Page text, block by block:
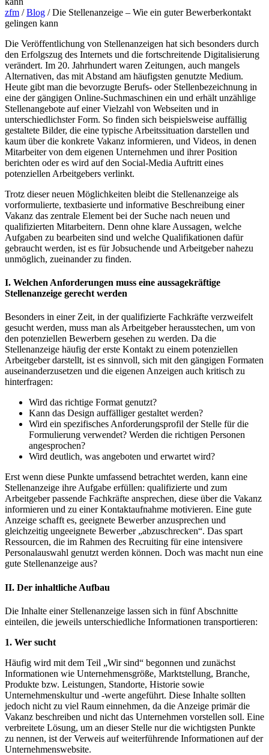
zfm /Blog /Die Stellenanzeige – Wie ein guter Bewerberkontakt
gelingen kann
Die Veröffentlichung von Stellenanzeigen hat sich besonders durch
den Erfolgszug des Internets und die fortschreitende Digitalisierung
verändert. Im 20. Jahrhundert waren Zeitungen, auch mangels
Alternativen, das mit Abstand am häufigsten genutzte Medium.
Heute gibt man die bevorzugte Berufs- oder Stellenbezeichnung in
eine der gängigen Online-Suchmaschinen ein und erhält unzählige
Stellenangebote auf einer Vielzahl von Webseiten und in
unterschiedlichster Form. So finden sich beispielsweise auffällig
gestaltete Bilder, die eine typische Arbeitssituation darstellen und
kaum über die konkrete Vakanz informieren, und Videos, in denen
Mitarbeiter von dem eigenen Unternehmen und ihrer Position
berichten oder es wird auf den Social-Media Auftritt eines
potenziellen Arbeitgebers verlinkt.
Trotz dieser neuen Möglichkeiten bleibt die Stellenanzeige als
vorformulierte, textbasierte und informative Beschreibung einer
Vakanz das zentrale Element bei der Suche nach neuen und
qualifizierten Mitarbeitern. Denn ohne klare Aussagen, welche
Aufgaben zu bearbeiten sind und welche Qualifikationen dafür
gebraucht werden, ist es für Jobsuchende und Arbeitgeber nahezu
unmöglich, zueinander zu finden.
I. Welchen Anforderungen muss eine aussagekräftige
Stellenanzeige gerecht werden
Besonders in einer Zeit, in der qualifizierte Fachkräfte verzweifelt
gesucht werden, muss man als Arbeitgeber herausstechen, um von
den potenziellen Bewerbern gesehen zu werden. Da die
Stellenanzeige häufig der erste Kontakt zu einem potenziellen
Arbeitgeber darstellt, ist es sinnvoll, sich mit den gängigen Formaten
auseinanderzusetzen und die eigenen Anzeigen auch kritisch zu
hinterfragen:
Wird das richtige Format genutzt?
Kann das Design auffälliger gestaltet werden?
Wird ein spezifisches Anforderungsprofil der Stelle für die
Formulierung verwendet? Werden die richtigen Personen
angesprochen?
Wird deutlich, was angeboten und erwartet wird?
Erst wenn diese Punkte umfassend betrachtet werden, kann eine
Stellenanzeige ihre Aufgabe erfüllen: qualifizierte und zum
Arbeitgeber passende Fachkräfte ansprechen, diese über die Vakanz
informieren und zu einer Kontaktaufnahme motivieren. Eine gute
Anzeige schafft es, geeignete Bewerber anzusprechen und
gleichzeitig ungeeignete Bewerber „abzuschrecken“. Das spart
Ressourcen, die im Rahmen des Recruiting für eine intensivere
Personalauswahl genutzt werden können. Doch was macht nun eine
gute Stellenanzeige aus?
II. Der inhaltliche Aufbau
Die Inhalte einer Stellenanzeige lassen sich in fünf Abschnitte
einteilen, die jeweils unterschiedliche Informationen transportieren:
1. Wer sucht
Häufig wird mit dem Teil „Wir sind“ begonnen und zunächst
Informationen wie Unternehmensgröße, Marktstellung, Branche,
Produkte bzw. Leistungen, Standorte, Historie sowie
Unternehmenskultur und -werte angeführt. Diese Inhalte sollten
jedoch nicht zu viel Raum einnehmen, da die Anzeige primär die
Vakanz beschreiben und nicht das Unternehmen vorstellen soll. Eine
verbreitete Lösung, um an dieser Stelle nur die wichtigsten Punkte
zu nennen, ist der Verweis auf weiterführende Informationen auf der
Unternehmenswebsite.